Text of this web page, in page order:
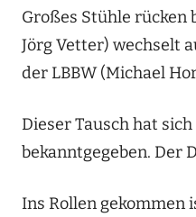
Großes Stühle rücken
Jörg Vetter) wechselt
der LBBW (Michael
Dieser Tausch hat
bekanntgegeben. Der
Ins Rollen gekommen